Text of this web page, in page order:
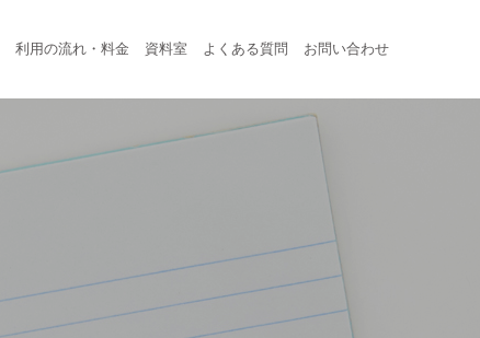
利用の流れ・料金 資料室 よくある質問 お問い合わせ